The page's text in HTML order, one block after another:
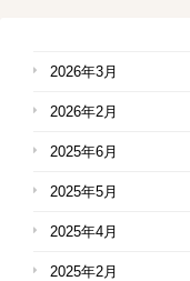
2026年3月
2026年2月
2025年6月
2025年5月
2025年4月
2025年2月